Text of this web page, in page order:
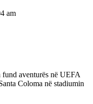
am
fund aventurës në UEFA
Coloma në stadiumin